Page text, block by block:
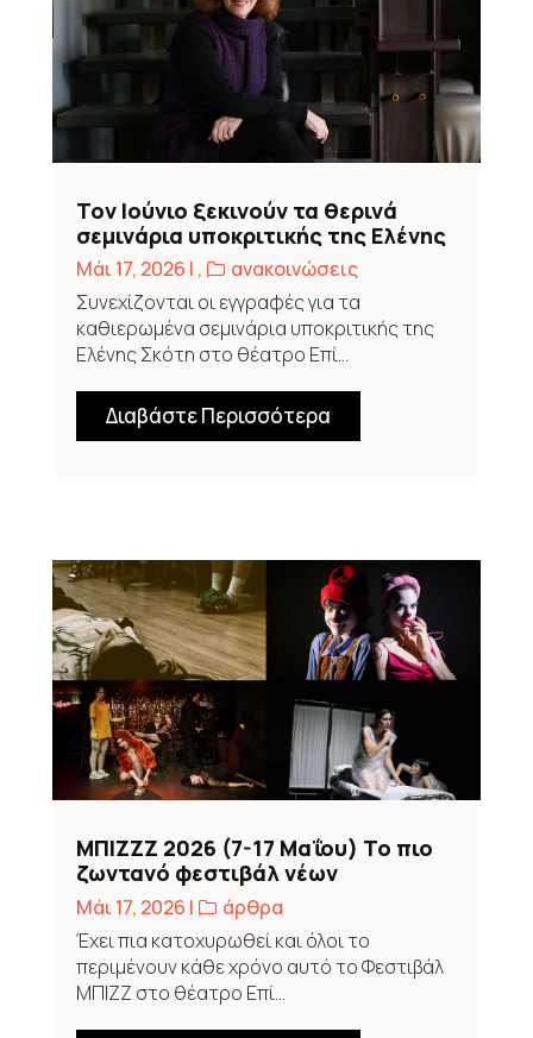
Τον Ιούνιο ξεκινούν τα θερινά
σεμινάρια υποκριτικής της Ελένης
Σκότη στο θέατρο Επί Κολωνώ
Μάι 17, 2026 | , ,
ανακοινώσεις
Συνεχίζονται οι εγγραφές για τα
καθιερωμένα σεμινάρια υποκριτικής της
Ελένης Σκότη στο θέατρο Επί...
Διαβάστε Περισσότερα
ΜΠΙΖΖΖ 2026 (7-17 Μαΐου) Το πιο
ζωντανό φεστιβάλ νέων
δημιουργών στο θέατρο Επί
Κολωνώ!
Μάι 17, 2026 | ,
άρθρα
Έχει πια κατοχυρωθεί και όλοι το
περιμένουν κάθε χρόνο αυτό το Φεστιβάλ
ΜΠΙΖΖ στο θέατρο Επί...